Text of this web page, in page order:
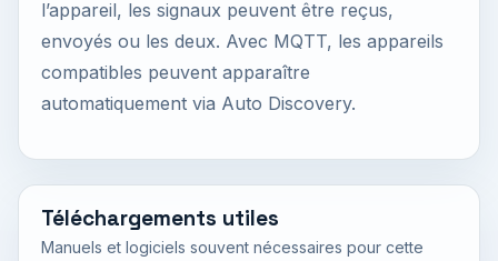
l’appareil, les signaux peuvent être reçus,
envoyés ou les deux. Avec MQTT, les appareils
compatibles peuvent apparaître
automatiquement via Auto Discovery.
Téléchargements utiles
Manuels et logiciels souvent nécessaires pour cette